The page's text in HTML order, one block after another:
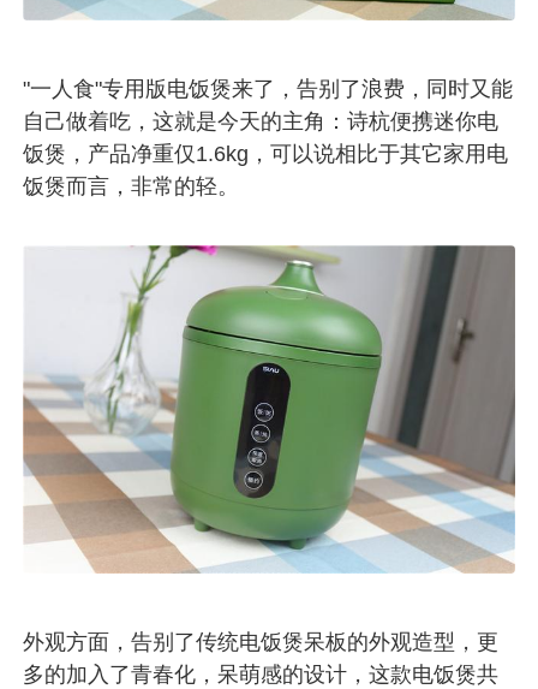
"一人食"专用版电饭煲来了，告别了浪费，同时又能
自己做着吃，这就是今天的主角：诗杭便携迷你电
饭煲，产品净重仅1.6kg，可以说相比于其它家用电
饭煲而言，非常的轻。
外观方面，告别了传统电饭煲呆板的外观造型，更
多的加入了青春化，呆萌感的设计，这款电饭煲共